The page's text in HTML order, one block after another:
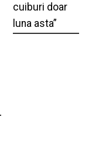
cuiburi doar
luna asta”